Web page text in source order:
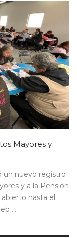
Mayores y
un nuevo registro
y a la Pensión
hasta el
...